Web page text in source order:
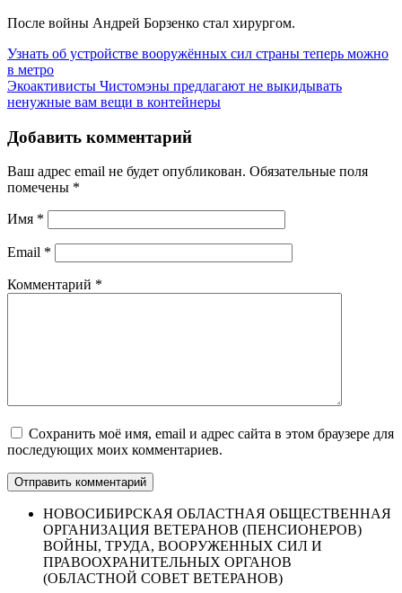
После войны Андрей Борзенко стал хирургом.
Узнать об устройстве вооружённых сил страны теперь можно
в метро
Экоактивисты Чистомэны предлагают не выкидывать
ненужные вам вещи в контейнеры
Добавить комментарий
Ваш адрес email не будет опубликован. Обязательные поля
помечены *
Имя *
Email *
Комментарий *
Сохранить моё имя, email и адрес сайта в этом браузере для
последующих моих комментариев.
НОВОСИБИРСКАЯ ОБЛАСТНАЯ ОБЩЕСТВЕННАЯ
ОРГАНИЗАЦИЯ ВЕТЕРАНОВ (ПЕНСИОНЕРОВ)
ВОЙНЫ, ТРУДА, ВООРУЖЕННЫХ СИЛ И
ПРАВООХРАНИТЕЛЬНЫХ ОРГАНОВ
(ОБЛАСТНОЙ СОВЕТ ВЕТЕРАНОВ)